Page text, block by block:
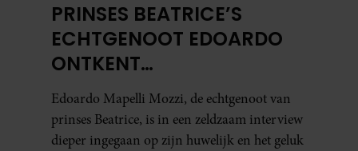
PRINSES BEATRICE’S
ECHTGENOOT EDOARDO
ONTKENT
HUWELIJKSPROBLEMEN
Edoardo Mapelli Mozzi, de echtgenoot van
prinses Beatrice, is in een zeldzaam interview
dieper ingegaan op zijn huwelijk en het geluk